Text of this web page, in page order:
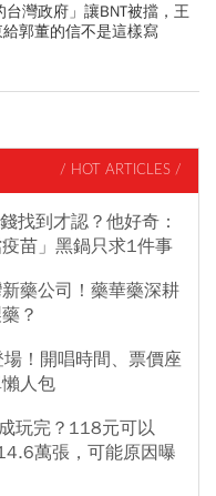
灣政府」讓BNT被擋，王
郭董的信不是這樣寫
/ HOT ARTICLES /
找到才認？他好奇：
苗」黑鍋只求1件事
藥公司！藥華藥深耕
？
！開唱時間、票價座
人包
玩完？118元可以
萬張，可能原因曝